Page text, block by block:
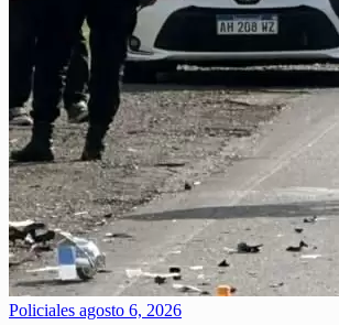
Policiales agosto 6, 2026